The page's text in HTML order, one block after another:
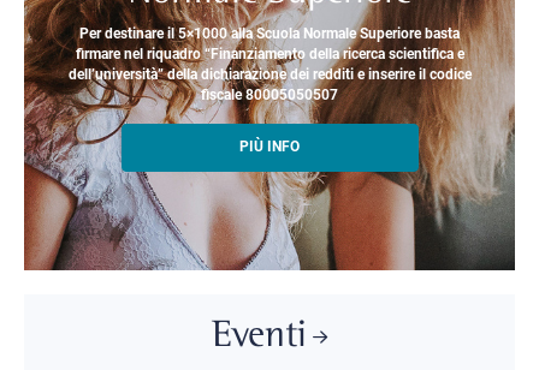
Per destinare il 5×1000 alla Scuola Normale Superiore basta
firmare nel riquadro “Finanziamento della ricerca scientifica e
dell’università” della dichiarazione dei redditi e inserire il codice
fiscale 80005050507
PIÙ INFO
Eventi